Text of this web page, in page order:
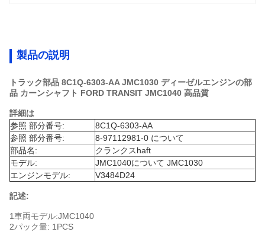
製品の説明
トラック部品 8C1Q-6303-AA JMC1030 ディーゼルエンジンの部
品 カーンシャフト FORD TRANSIT JMC1040 高品質
詳細は
参照 部分番号:
8C1Q-6303-AA
参照 部分番号:
8-97112981-0 について
部品名:
クランクスhaft
モデル:
JMC1040について JMC1030
エンジンモデル:
V3484D24
記述:
1車両モデル:JMC1040
2パック量: 1PCS